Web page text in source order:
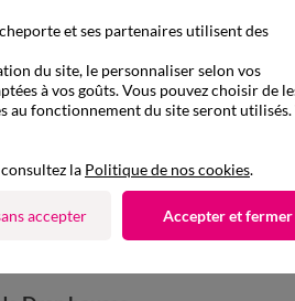
et ses partenaires utilisent des
du site, le personnaliser selon vos
à vos goûts. Vous pouvez choisir de
au fonctionnement du site seront utilisés.
la Politique de nos cookies.
accepter Accepter et fermer